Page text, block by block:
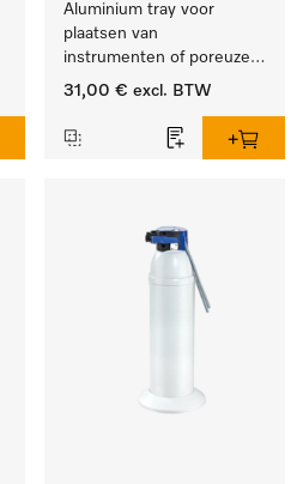
Aluminium tray voor
plaatsen van
instrumenten of poreuze
goederen, klein.
31,00 € excl. BTW